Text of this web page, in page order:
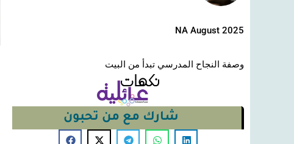
NA August 2025
وصفة النجاح المدرسي تبدأ من البيت
شارك مع من تحبون